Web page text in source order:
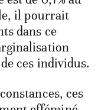
il pourrait
dans ce
ces individus.
ces